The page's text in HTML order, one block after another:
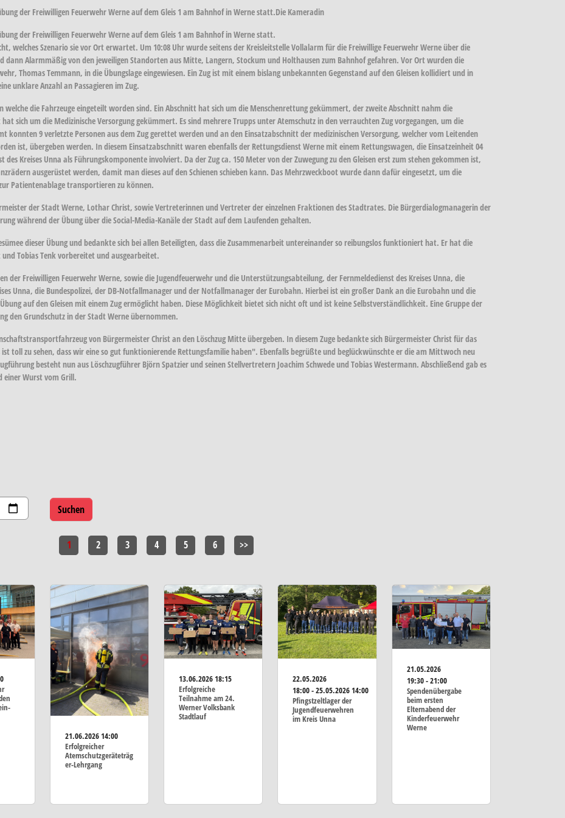
der Freiwilligen Feuerwehr Werne auf dem Gleis 1 am Bahnhof in Werne statt.Die Kameradin
der Freiwilligen Feuerwehr Werne auf dem Gleis 1 am Bahnhof in Werne statt.
welches Szenario sie vor Ort erwartet. Um 10:08 Uhr wurde seitens der Kreisleitstelle Vollalarm für die Freiwillige Feuerwehr Werne über die
dann Alarmmäßig von den jeweiligen Standorten aus Mitte, Langern, Stockum und Holthausen zum Bahnhof gefahren. Vor Ort wurden die
Thomas Temmann, in die Übungslage eingewiesen. Ein Zug ist mit einem bislang unbekannten Gegenstand auf den Gleisen kollidiert und in
unklare Anzahl an Passagieren im Zug.
welche die Fahrzeuge eingeteilt worden sind. Ein Abschnitt hat sich um die Menschenrettung gekümmert, der zweite Abschnitt nahm die
sich um die Medizinische Versorgung gekümmert. Es sind mehrere Trupps unter Atemschutz in den verrauchten Zug vorgegangen, um die
konnten 9 verletzte Personen aus dem Zug gerettet werden und an den Einsatzabschnitt der medizinischen Versorgung, welcher vom Leitenden
ist, übergeben werden. In diesem Einsatzabschnitt waren ebenfalls der Rettungsdienst Werne mit einem Rettungswagen, die Einsatzeinheit 04
des Kreises Unna als Führungskomponente involviert. Da der Zug ca. 150 Meter von der Zuwegung zu den Gleisen erst zum stehen gekommen ist,
ausgerüstet werden, damit man dieses auf den Schienen schieben kann. Das Mehrzweckboot wurde dann dafür eingesetzt, um die
Patientenablage transportieren zu können.
der Stadt Werne, Lothar Christ, sowie Vertreterinnen und Vertreter der einzelnen Fraktionen des Stadtrates. Die Bürgerdialogmanagerin der
während der Übung über die Social-Media-Kanäle der Stadt auf dem Laufenden gehalten.
dieser Übung und bedankte sich bei allen Beteiligten, dass die Zusammenarbeit untereinander so reibungslos funktioniert hat. Er hat die
Tobias Tenk vorbereitet und ausgearbeitet.
der Freiwilligen Feuerwehr Werne, sowie die Jugendfeuerwehr und die Unterstützungsabteilung, der Fernmeldedienst des Kreises Unna, die
Unna, die Bundespolizei, der DB-Notfallmanager und der Notfallmanager der Eurobahn. Hierbei ist ein großer Dank an die Eurobahn und die
auf den Gleisen mit einem Zug ermöglicht haben. Diese Möglichkeit bietet sich nicht oft und ist keine Selbstverständlichkeit. Eine Gruppe der
den Grundschutz in der Stadt Werne übernommen.
von Bürgermeister Christ an den Löschzug Mitte übergeben. In diesem Zuge bedankte sich Bürgermeister Christ für das
toll zu sehen, dass wir eine so gut funktionierende Rettungsfamilie haben". Ebenfalls begrüßte und beglückwünschte er die am Mittwoch neu
besteht nun aus Löschzugführer Björn Spatzier und seinen Stellvertretern Joachim Schwede und Tobias Westermann. Abschließend gab es
einer Wurst vom Grill.
1 2 3 4 5 6 >>
21.06.202614:00
Erfolgreicher
Atemschutzgeräteträg
er-Lehrgang
13.06.202618:15
Erfolgreiche
Teilnahme am 24.
Werner Volksbank
Stadtlauf
22.05.2026
18:00 - 25.05.2026 14:00
Pfingstzeltlager der
Jugendfeuerwehren
im Kreis Unna
21.05.2026
19:30 - 21:00
Spendenübergabe
beim ersten
Elternabend der
Kinderfeuerwehr
Werne